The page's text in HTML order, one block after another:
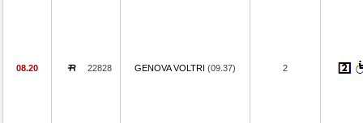
08.20 22828 GENOVA VOLTRI (09.37) 2